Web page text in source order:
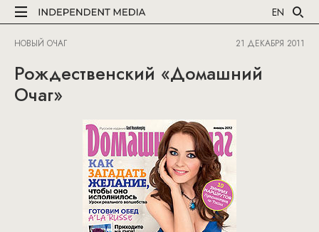
EN
НОВЫЙ ОЧАГ 21 ДЕКАБРЯ 2011
Рождественский «Домашний
Очаг»